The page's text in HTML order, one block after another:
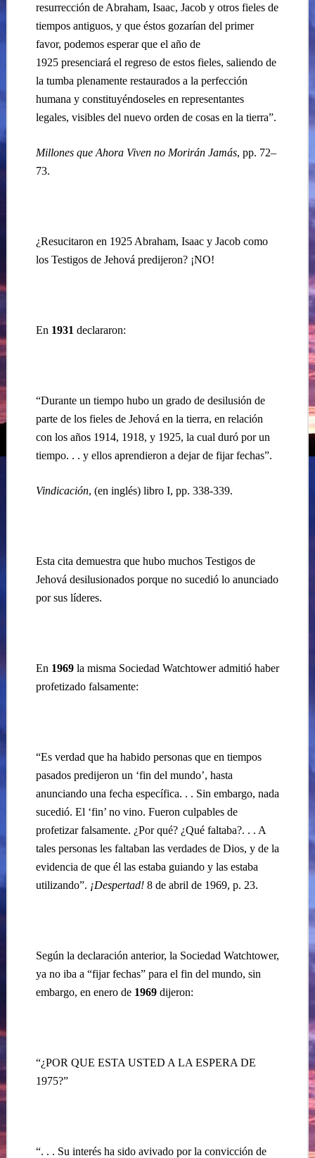
resurrección de Abraham, Isaac, Jacob y otros fieles de
tiempos antiguos, y que éstos gozarían del primer
favor, podemos esperar que el año de
1925 presenciará el regreso de estos fieles, saliendo de
la tumba plenamente restaurados a la perfección
humana y constituyéndoseles en representantes
legales, visibles del nuevo orden de cosas en la tierra”.
Millones que Ahora Viven no Morirán Jamás, pp. 72–
73.
¿Resucitaron en 1925 Abraham, Isaac y Jacob como
los Testigos de Jehová predijeron? ¡NO!
En 1931 declararon:
“Durante un tiempo hubo un grado de desilusión de
parte de los fieles de Jehová en la tierra, en relación
con los años 1914, 1918, y 1925, la cual duró por un
tiempo. . . y ellos aprendieron a dejar de fijar fechas”.
Vindicación, (en inglés) libro I, pp. 338-339.
Esta cita demuestra que hubo muchos Testigos de
Jehová desilusionados porque no sucedió lo anunciado
por sus líderes.
En 1969la misma Sociedad Watchtower admitió haber
profetizado falsamente:
“Es verdad que ha habido personas que en tiempos
pasados predijeron un ‘fin del mundo’, hasta
anunciando una fecha específica. . . Sin embargo, nada
sucedió. El ‘fin’ no vino. Fueron culpables de
profetizar falsamente. ¿Por qué? ¿Qué faltaba?. . . A
tales personas les faltaban las verdades de Dios, y de la
evidencia de que él las estaba guiando y las estaba
utilizando”. ¡Despertad! 8 de abril de 1969, p. 23.
Según la declaración anterior, la Sociedad Watchtower,
ya no iba a “fijar fechas” para el fin del mundo, sin
embargo, en enero de 1969dijeron:
“¿POR QUE ESTA USTED A LA ESPERA DE
1975?”
“. . . Su interés ha sido avivado por la convicción de